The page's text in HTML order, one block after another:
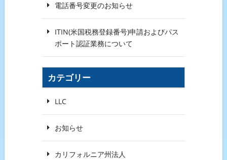
電話番号変更のお知らせ
ITIN(米国税務登録番号)申請およびパス
ポート認証業務について
カテゴリー
LLC
お知らせ
カリフォルニア州法人